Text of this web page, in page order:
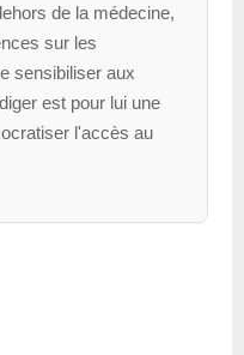
de la médecine,
sur les
sensibiliser aux
est pour lui une
l'accès au